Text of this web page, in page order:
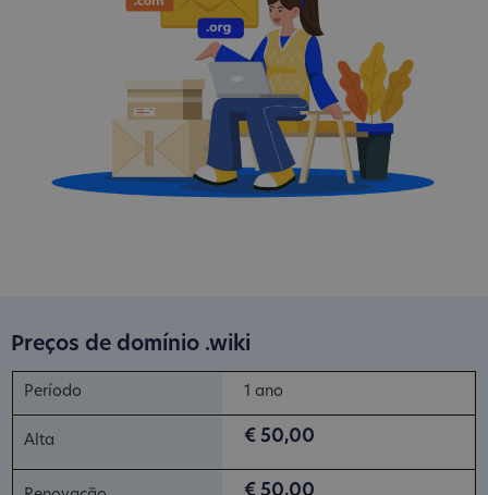
Preços de domínio .wiki
1 ano
€ 50,00
€ 50,00